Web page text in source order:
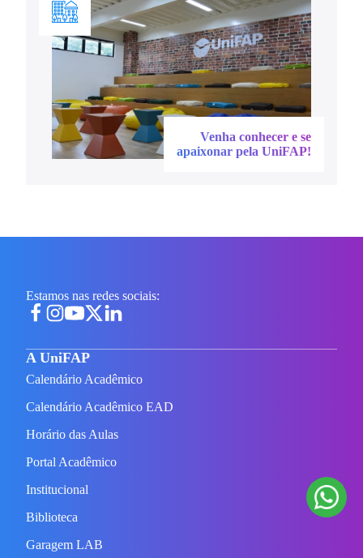
Venha conhecer e se
apaixonar pela UniFAP!
Estamos nas redes sociais:
A UniFAP
Calendário Acadêmico
Calendário Acadêmico EAD
Horário das Aulas
Portal Acadêmico
Institucional
Biblioteca
Garagem LAB